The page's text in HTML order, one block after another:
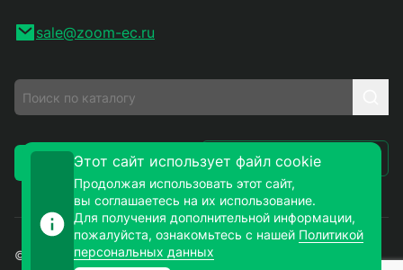
sale@zoom-ec.ru
Заказать звонок Написать письмо
© 2026. ЗУМ-СМД – продажа электронных компонентов
Этот сайт использует файл cookie
Продолжая использовать этот сайт,
вы соглашаетесь на их использование.
Для получения дополнительной информации,
пожалуйста, ознакомьтесь с нашей Политикой
персональных данных